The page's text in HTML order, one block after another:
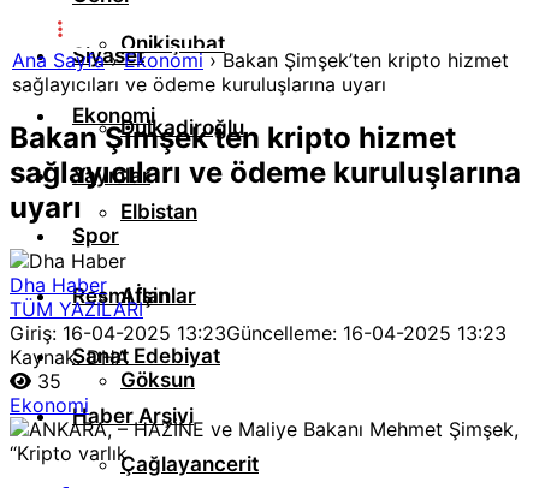
Onikişubat
Dulkadiroğlu
Elbistan
Afşin
Göksun
Çağlayancerit
Siyaset
Ekonomi
Yayınlar
Spor
Resmi İlanlar
Sanat Edebiyat
Haber Arşivi
Ana Sayfa›Ekonomi›Bakan Şimşek’ten kripto hizmet
sağlayıcıları ve ödeme kuruluşlarına uyarı
Bakan Şimşek’ten kripto hizmet
sağlayıcıları ve ödeme kuruluşlarına
uyarı
Dha Haber
TÜM YAZILARI
Giriş: 16-04-2025 13:23Güncelleme: 16-04-2025 13:23
Kaynak: DHA
35
Ekonomi